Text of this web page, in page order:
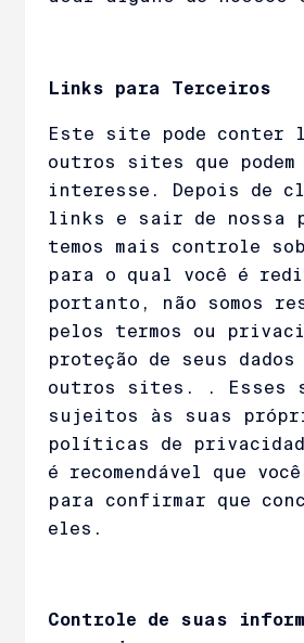
Links para Terceiros
Este site pode conter
outros sites que podem
interesse. Depois de
links e sair de nossa
temos mais controle
para o qual você é
portanto, não somos
pelos termos ou
proteção de seus dados
outros sites. . Esses
sujeitos às suas
políticas de
é recomendável que
para confirmar que
eles.
Controle de suas